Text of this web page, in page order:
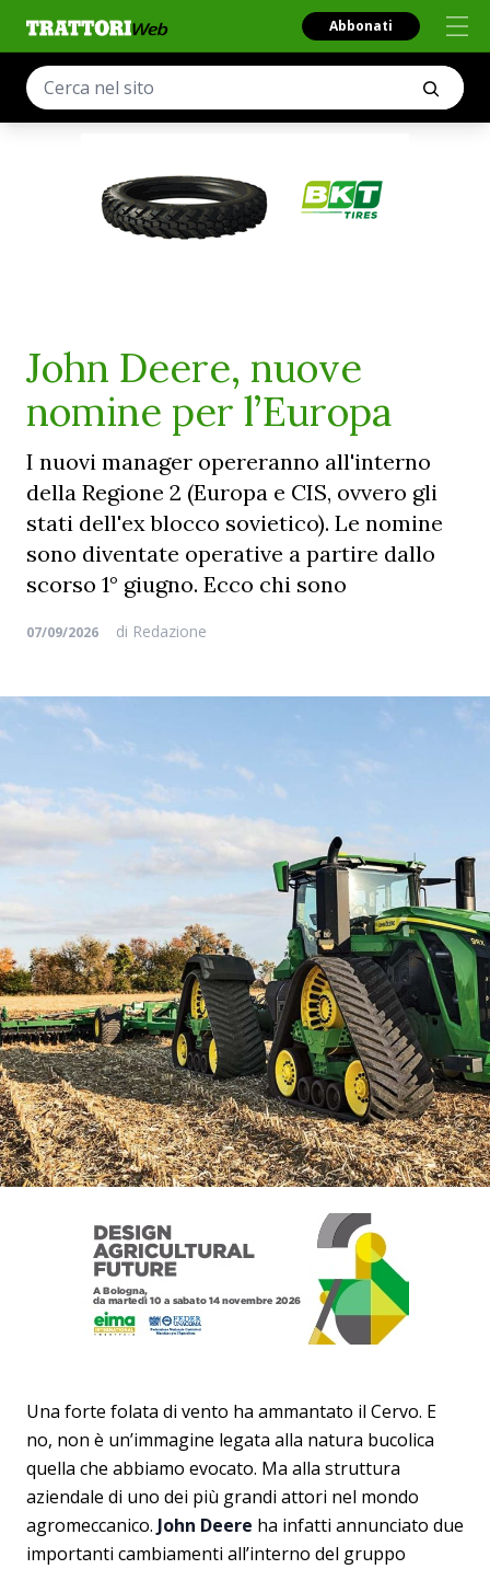
Abbonati
John Deere, nuove
nomine per l’Europa
I nuovi manager opereranno all'interno
della Regione 2 (Europa e CIS, ovvero gli
stati dell'ex blocco sovietico). Le nomine
sono diventate operative a partire dallo
scorso 1° giugno. Ecco chi sono
07/09/2026 di Redazione
Una forte folata di vento ha ammantato il Cervo. E
no, non è un’immagine legata alla natura bucolica
quella che abbiamo evocato. Ma alla struttura
aziendale di uno dei più grandi attori nel mondo
agromeccanico. John Deere ha infatti annunciato due
importanti cambiamenti all’interno del gruppo